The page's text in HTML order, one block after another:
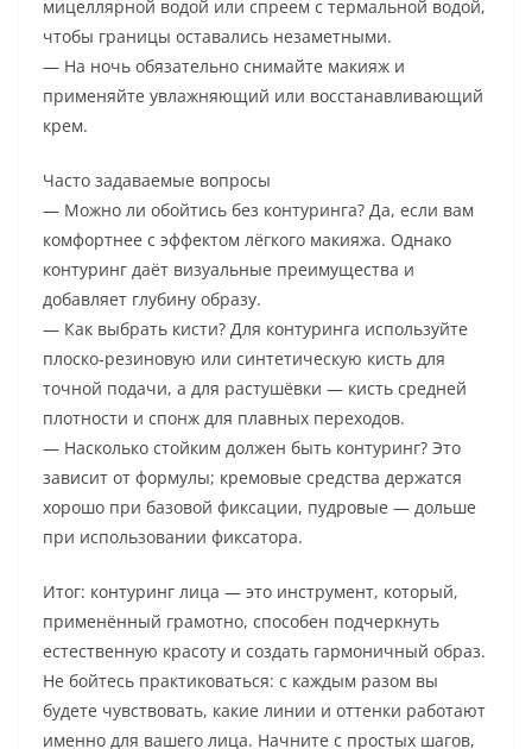
мицеллярной водой или спреем с термальной водой,
чтобы границы оставались незаметными.
— На ночь обязательно снимайте макияж и
применяйте увлажняющий или восстанавливающий
крем.
Часто задаваемые вопросы
— Можно ли обойтись без контуринга? Да, если вам
комфортнее с эффектом лёгкого макияжа. Однако
контуринг даёт визуальные преимущества и
добавляет глубину образу.
— Как выбрать кисти? Для контуринга используйте
плоско-резиновую или синтетическую кисть для
точной подачи, а для растушёвки — кисть средней
плотности и спонж для плавных переходов.
— Насколько стойким должен быть контуринг? Это
зависит от формулы; кремовые средства держатся
хорошо при базовой фиксации, пудровые — дольше
при использовании фиксатора.
Итог: контуринг лица — это инструмент, который,
применённый грамотно, способен подчеркнуть
естественную красоту и создать гармоничный образ.
Не бойтесь практиковаться: с каждым разом вы
будете чувствовать, какие линии и оттенки работают
именно для вашего лица. Начните с простых шагов,